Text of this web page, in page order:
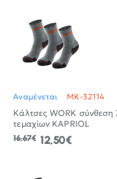
Αναμένεται MK-32114
Κάλτσες WORK σύνθεση
τεμαχίων KAPRIOL
12,50€
16,67€